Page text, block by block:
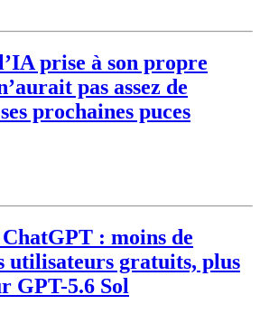
prise à son propre
pas assez de
prochaines puces
: moins de
utilisateurs gratuits, plus
GPT-5.6 Sol